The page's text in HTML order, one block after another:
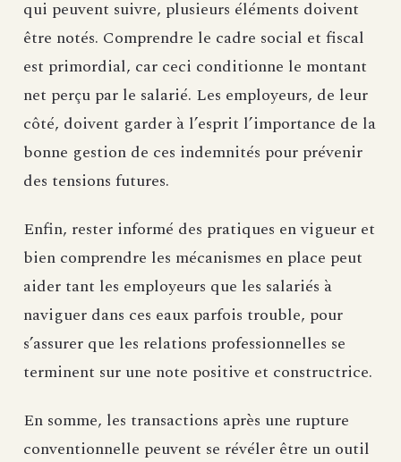
qui peuvent suivre, plusieurs éléments doivent
être notés. Comprendre le cadre social et fiscal
est primordial, car ceci conditionne le montant
net perçu par le salarié. Les employeurs, de leur
côté, doivent garder à l’esprit l’importance de la
bonne gestion de ces indemnités pour prévenir
des tensions futures.
Enfin, rester informé des pratiques en vigueur et
bien comprendre les mécanismes en place peut
aider tant les employeurs que les salariés à
naviguer dans ces eaux parfois trouble, pour
s’assurer que les relations professionnelles se
terminent sur une note positive et constructrice.
En somme, les transactions après une rupture
conventionnelle peuvent se révéler être un outil